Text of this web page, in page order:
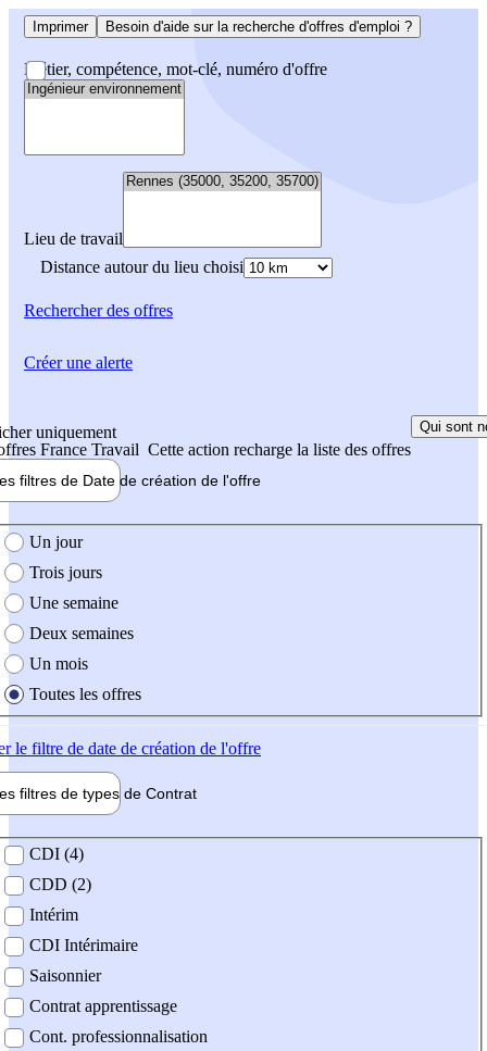
Imprimer Besoin d'aide sur la recherche d'offres d'emploi ?
Métier, compétence, mot-clé, numéro d'offre
Lieu de travail
Distance autour du lieu choisi
Rechercherdes offres
uniquement
France Travail Cette action recharge la liste des offres
Qui sont
filtres de Date de création de l'offre
création de l'offre
Un jour
Trois jours
Une semaine
Deux semaines
Un mois
Toutes les offres
le filtre de date de création de l'offre
filtres de types de Contrat
contrat
CDI (4)
CDD (2)
Intérim
CDI Intérimaire
Saisonnier
Contrat apprentissage
Cont. professionnalisation
Créer une alerte